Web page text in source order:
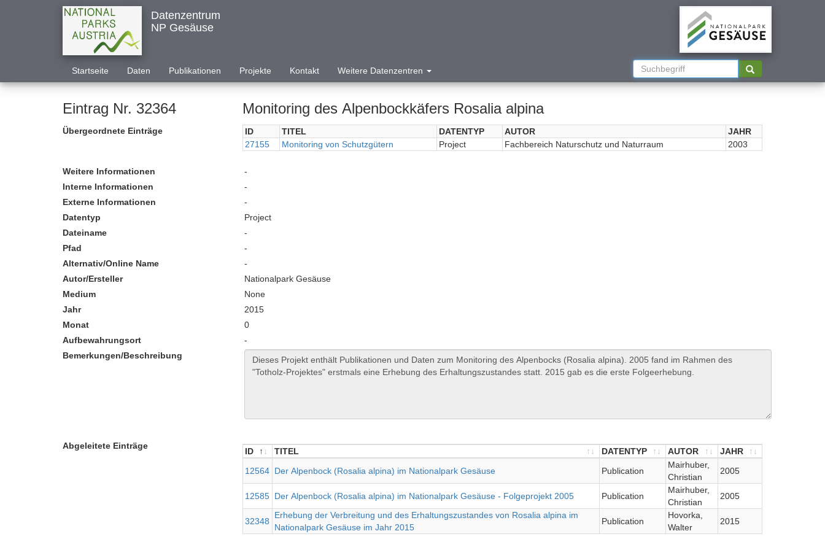
Datenzentrum
NP Gesäuse
Startseite Daten Publikationen Projekte Kontakt Weitere Datenzentren
Eintrag Nr. 32364 Monitoring des Alpenbockkäfers Rosalia alpina
Übergeordnete Einträge ID TITEL DATENTYP AUTOR
JAHR
27155
Monitoring von Schutzgütern Project Fachbereich Naturschutz und Naturraum 2003
Weitere Informationen
-
Interne Informationen
-
Externe Informationen
-
Datentyp
Project
Dateiname
-
Pfad
-
Alternativ/Online Name
-
Autor/Ersteller
Nationalpark Gesäuse
Medium
None
Jahr
2015
Monat
0
Aufbewahrungsort
-
Bemerkungen/Beschreibung
Abgeleitete Einträge
ID TITEL DATENTYP AUTOR
JAHR
AUTOR
12564 Der Alpenbock (Rosalia alpina) im Nationalpark Gesäuse Publication
Mairhuber,
Christian
2005
12585 Der Alpenbock (Rosalia alpina) im Nationalpark Gesäuse - Folgeprojekt 2005 Publication
Mairhuber,
Christian
2005
32348
Erhebung der Verbreitung und des Erhaltungszustandes von Rosalia alpina im
Nationalpark Gesäuse im Jahr 2015
Publication
Hovorka,
Walter
2015